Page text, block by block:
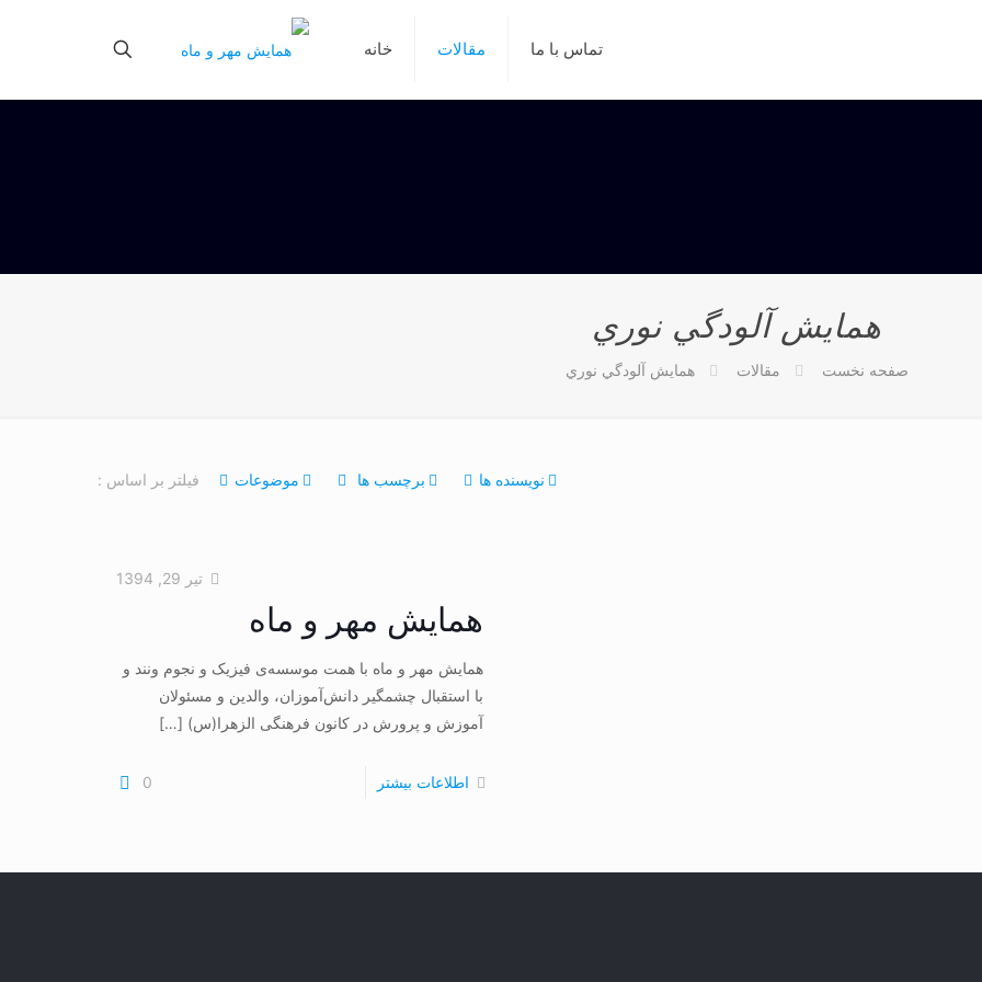
خانه مقالات تماس با ما
همايش آلودگي نوري
صفحه نخست مقالات همايش آلودگي نوري
فیلتر بر اساس : موضوعات برچسب ها نویسنده ها
تیر 29, 1394
همایش مهر و ماه
همایش مهر و ماه با همت موسسه‌ی‌ فیزیک و نجوم ونند و
با استقبال چشمگیر دانش‌آموزان، والدین و مسئولان
آموزش و پرورش در کانون فرهنگی الزهرا(س) […]
0 اطلاعات بیشتر